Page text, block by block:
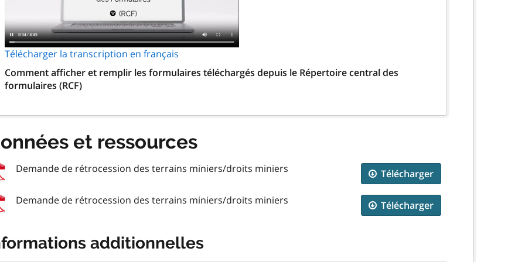
Télécharger la transcription en français
Comment afficher et remplir les formulaires téléchargés depuis le Répertoire central des
formulaires (RCF)
et ressources
Demande de rétrocession des terrains miniers/droits miniers Télécharger
Demande de rétrocession des terrains miniers/droits miniers Télécharger
additionnelles